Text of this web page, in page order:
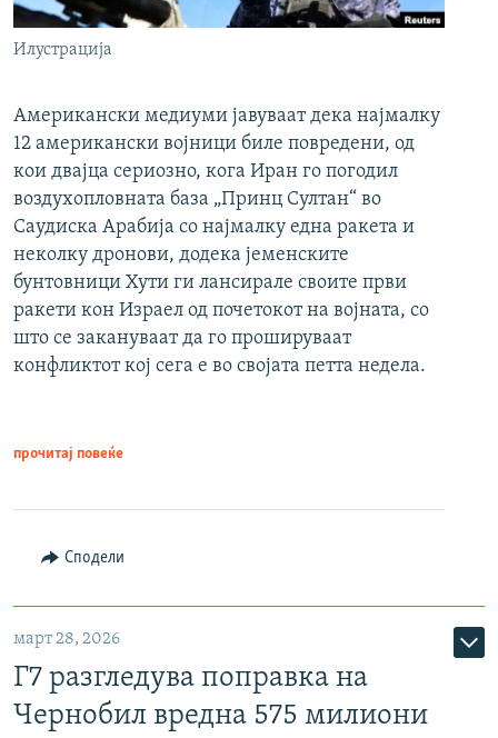
Илустрација
Американски медиуми јавуваат дека најмалку
12 американски војници биле повредени, од
кои двајца сериозно, кога Иран го погодил
воздухопловната база „Принц Султан“ во
Саудиска Арабија со најмалку една ракета и
неколку дронови, додека јеменските
бунтовници Хути ги лансирале своите први
ракети кон Израел од почетокот на војната, со
што се закануваат да го прошируваат
конфликтот кој сега е во својата петта недела.
прочитај повеќе
Сподели
март 28, 2026
Г7 разгледува поправка на
Чернобил вредна 575 милиони